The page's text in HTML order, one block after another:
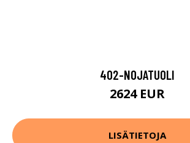
402-NOJATUOLI
2624 EUR
LISÄTIETOJA